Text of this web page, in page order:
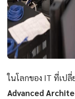
ในโลกของ IT ที่เปลี่
Advanced